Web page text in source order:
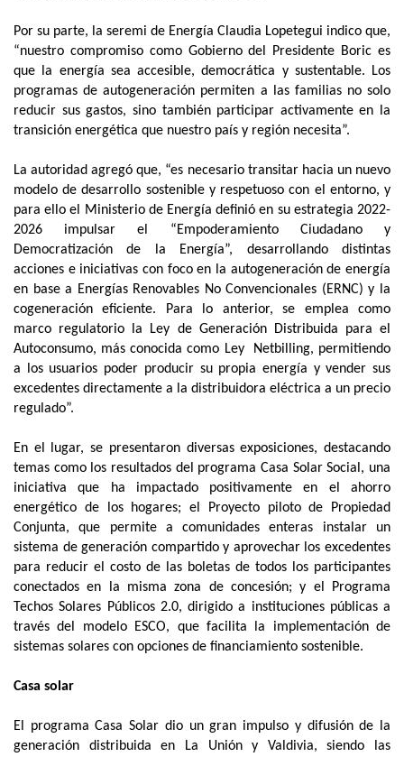
Por su parte, la seremi de Energía Claudia Lopetegui indico que,
“nuestro compromiso como Gobierno del Presidente Boric es
que la energía sea accesible, democrática y sustentable. Los
programas de autogeneración permiten a las familias no solo
reducir sus gastos, sino también participar activamente en la
transición energética que nuestro país y región necesita”.
La autoridad agregó que, “es necesario transitar hacia un nuevo
modelo de desarrollo sostenible y respetuoso con el entorno, y
para ello el Ministerio de Energía definió en su estrategia 2022-
2026 impulsar el “Empoderamiento Ciudadano y
Democratización de la Energía”, desarrollando distintas
acciones e iniciativas con foco en la autogeneración de energía
en base a Energías Renovables No Convencionales (ERNC) y la
cogeneración eficiente. Para lo anterior, se emplea como
marco regulatorio la Ley de Generación Distribuida para el
Autoconsumo, más conocida como Ley Netbilling, permitiendo
a los usuarios poder producir su propia energía y vender sus
excedentes directamente a la distribuidora eléctrica a un precio
regulado”.
En el lugar, se presentaron diversas exposiciones, destacando
temas como los resultados del programa Casa Solar Social, una
iniciativa que ha impactado positivamente en el ahorro
energético de los hogares; el Proyecto piloto de Propiedad
Conjunta, que permite a comunidades enteras instalar un
sistema de generación compartido y aprovechar los excedentes
para reducir el costo de las boletas de todos los participantes
conectados en la misma zona de concesión; y el Programa
Techos Solares Públicos 2.0, dirigido a instituciones públicas a
través del modelo ESCO, que facilita la implementación de
sistemas solares con opciones de financiamiento sostenible.
Casa solar
El programa Casa Solar dio un gran impulso y difusión de la
generación distribuida en La Unión y Valdivia, siendo las